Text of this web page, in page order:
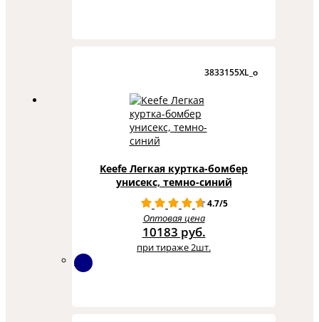
3833155XL_o
Keefe Легкая куртка-бомбер
унисекс, темно-синий
4.7/5
Оптовая цена
10183 руб.
при тираже 2шт.